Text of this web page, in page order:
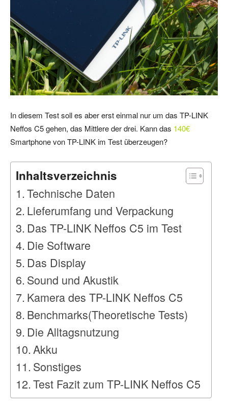
In diesem Test soll es aber erst einmal nur um das TP-LINK
Neffos C5 gehen, das Mittlere der drei. Kann das 140€
Smartphone von TP-LINK im Test überzeugen?
Inhaltsverzeichnis
Technische Daten
Lieferumfang und Verpackung
Das TP-LINK Neffos C5 im Test
Die Software
Das Display
Sound und Akustik
Kamera des TP-LINK Neffos C5
Benchmarks(Theoretische Tests)
Die Alltagsnutzung
Akku
Sonstiges
Test Fazit zum TP-LINK Neffos C5